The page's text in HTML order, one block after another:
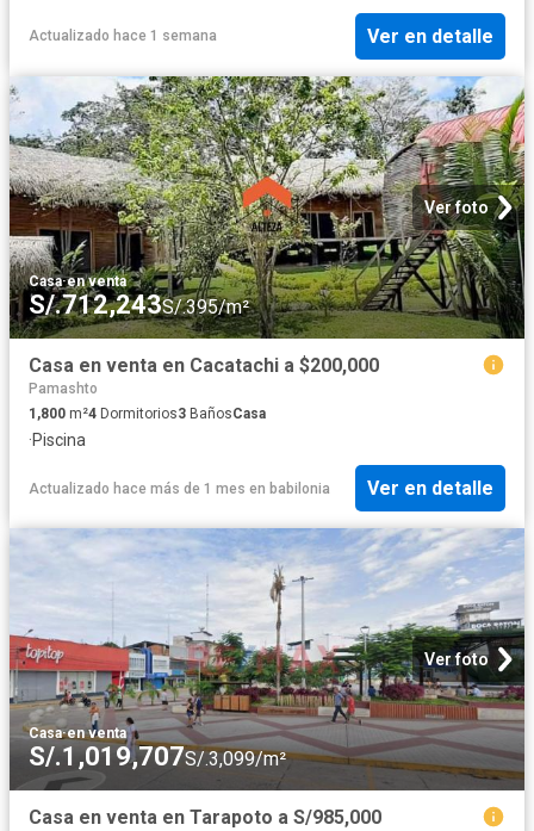
Actualizado hace 1 semana Ver en detalle
Ver foto
Casa·en venta
S/.712,243S/.395/m²
Casa en venta en Cacatachi a $200,000
Pamashto
1,800 m²4 Dormitorios3 BañosCasa
·Piscina
Actualizado hace más de 1 mes en babilonia Ver en detalle
Ver foto
Casa·en venta
S/.1,019,707S/.3,099/m²
Casa en venta en Tarapoto a S/985,000